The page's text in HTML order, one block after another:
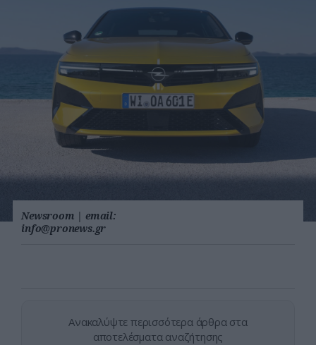
Newsroom | email:
info@pronews.gr
Ανακαλύψτε περισσότερα άρθρα στα
αποτελέσματα αναζήτησης